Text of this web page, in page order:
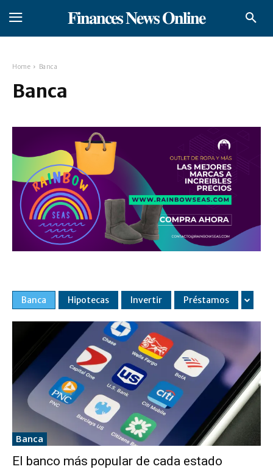
𝐅𝐢𝐧𝐚𝐧𝐜𝐞𝐬 𝐍𝐞𝐰𝐬 𝐎𝐧𝐥𝐢𝐧𝐞
Home Banca
Banca
Banca Hipotecas Invertir Préstamos
Banca
El banco más popular de cada estado